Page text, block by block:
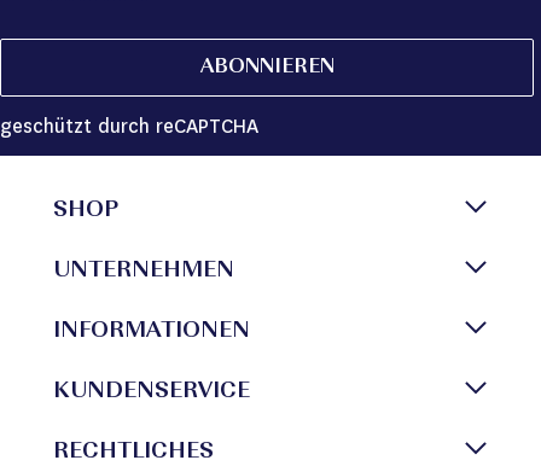
ABONNIEREN
geschützt durch reCAPTCHA
SHOP
UNTERNEHMEN
INFORMATIONEN
KUNDENSERVICE
RECHTLICHES